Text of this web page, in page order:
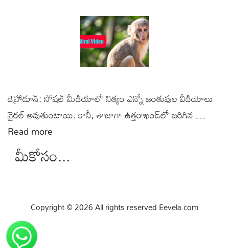
డెహ్రాడూన్: సోషల్ మీడియాలో నిత్యం ఎన్నో జంతువుల వీడియోలు
వైరల్ అవుతుంటాయి. కానీ, తాజాగా ఉత్తరాఖండ్‌లో జరిగిన …
Read more
మీకోసం...
Copyright © 2026 All rights reserved Eevela.com